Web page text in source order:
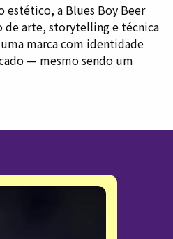
estético, a Blues Boy Beer
de arte, storytelling e técnica
marca com identidade
— mesmo sendo um